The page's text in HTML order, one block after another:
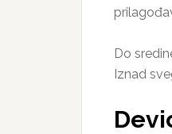
Do
Iznad